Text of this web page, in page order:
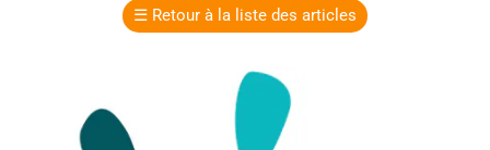
☰ Retour à la liste des articles